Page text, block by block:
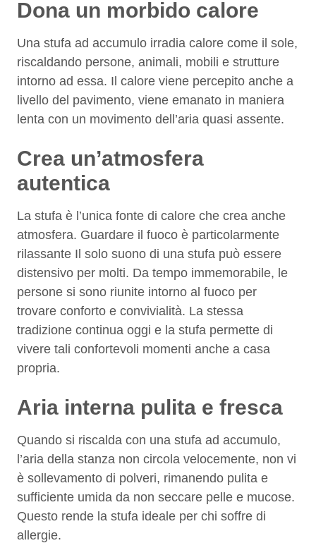
Dona un morbido calore
Una stufa ad accumulo irradia calore come il sole,
riscaldando persone, animali, mobili e strutture
intorno ad essa. Il calore viene percepito anche a
livello del pavimento, viene emanato in maniera
lenta con un movimento dell’aria quasi assente.
Crea un’atmosfera
autentica
La stufa è l’unica fonte di calore che crea anche
atmosfera. Guardare il fuoco è particolarmente
rilassante Il solo suono di una stufa può essere
distensivo per molti. Da tempo immemorabile, le
persone si sono riunite intorno al fuoco per
trovare conforto e convivialità. La stessa
tradizione continua oggi e la stufa permette di
vivere tali confortevoli momenti anche a casa
propria.
Aria interna pulita e fresca
Quando si riscalda con una stufa ad accumulo,
l’aria della stanza non circola velocemente, non vi
è sollevamento di polveri, rimanendo pulita e
sufficiente umida da non seccare pelle e mucose.
Questo rende la stufa ideale per chi soffre di
allergie.